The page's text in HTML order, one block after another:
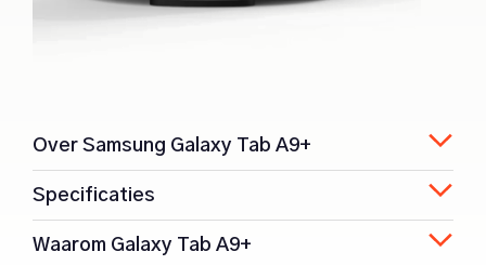
Over Samsung Galaxy Tab A9+
Specificaties
Waarom Galaxy Tab A9+